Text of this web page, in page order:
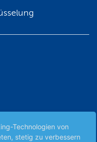
Technologien von
stetig zu verbessern